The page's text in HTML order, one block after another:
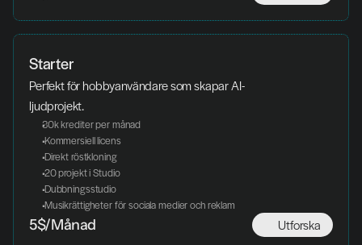
Starter
Perfekt för hobbyanvändare som skapar AI-
ljudprojekt.
30k krediter per månad
Kommersiell licens
Direkt röstkloning
20 projekt i Studio
Dubbningsstudio
Musikrättigheter för sociala medier och reklam
Utforska
5$/Månad